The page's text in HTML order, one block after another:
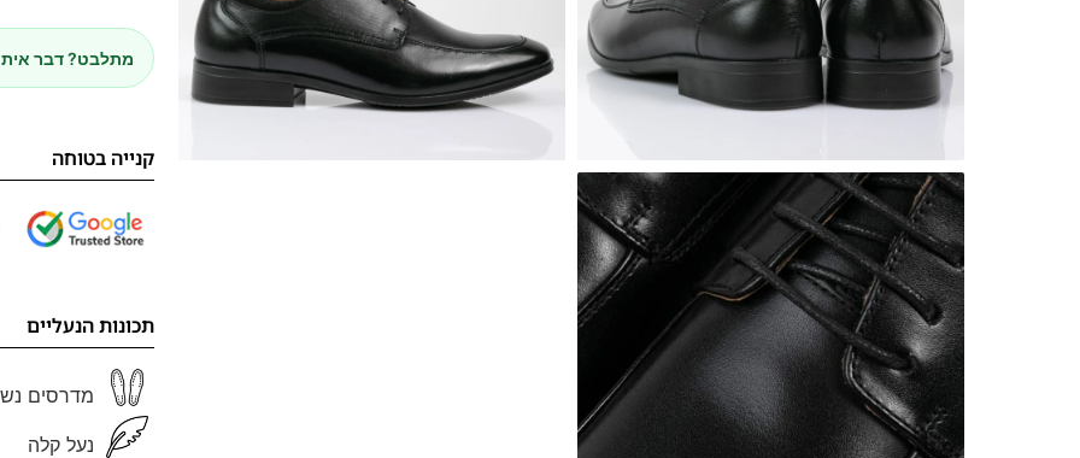
מתלבט? דבר
קנייה בטוחה
תכונות הנעליים
מדרסים
נעל קלה